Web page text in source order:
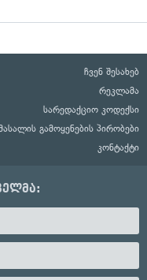
ჩვენ შესახებ
რეკლამა
სარედაქციო კოდექსი
გამოყენების პირობები
კონტაქტი